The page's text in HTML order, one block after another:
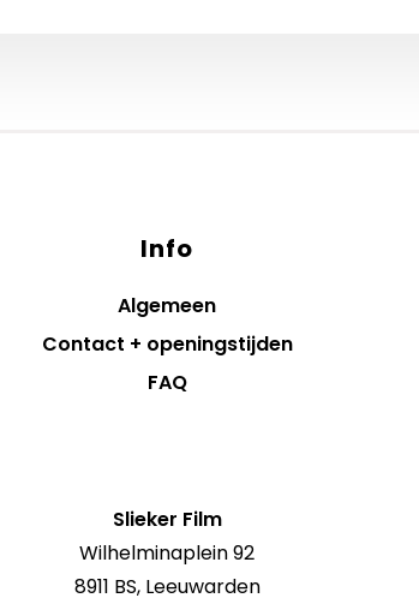
Info
Algemeen
Contact + openingstijden
FAQ
Slieker Film
Wilhelminaplein 92
8911 BS, Leeuwarden